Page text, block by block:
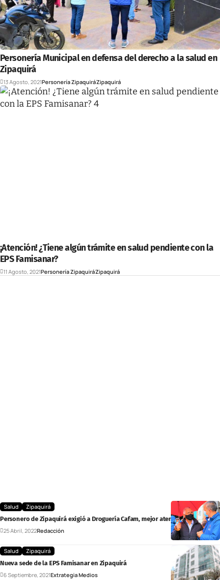
Personería Municipal en defensa del derecho a la salud en
Zipaquirá
13 Agosto, 2021Personería ZipaquiráZipaquirá
¡Atención! ¿Tiene algún trámite en salud pendiente con la
EPS Famisanar?
11 Agosto, 2021Personería ZipaquiráZipaquirá
Salud
Zipaquirá
Personero de Zipaquirá exigió a Droguería Cafam, mejor atención ciudadana
25 Abril, 2022Redacción
Salud
Zipaquirá
Nueva sede de la EPS Famisanar en Zipaquirá
6 Septiembre, 2021Extrategia Medios